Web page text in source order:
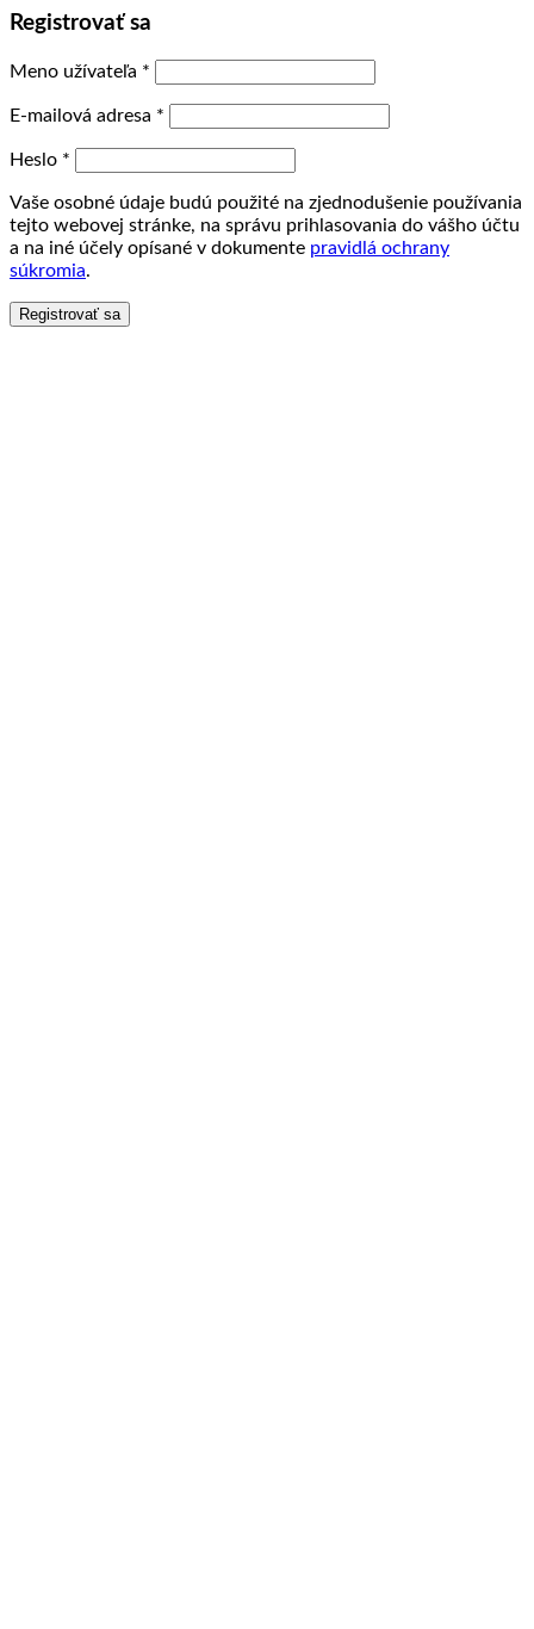
Registrovať sa
Meno užívateľa *
E-mailová adresa *
Heslo *
Vaše osobné údaje budú použité na zjednodušenie používania
tejto webovej stránke, na správu prihlasovania do vášho účtu
a na iné účely opísané v dokumente pravidlá ochrany
súkromia.
Registrovať sa